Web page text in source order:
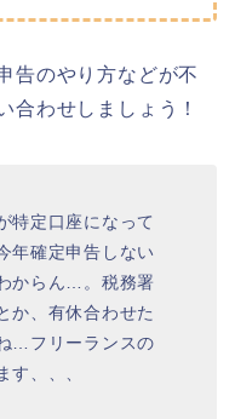
告のやり方などが不
合わせしましょう！
特定口座になって
年確定申告しない
からん…。税務署
か、有休合わせた
…フリーランスの
す、、、